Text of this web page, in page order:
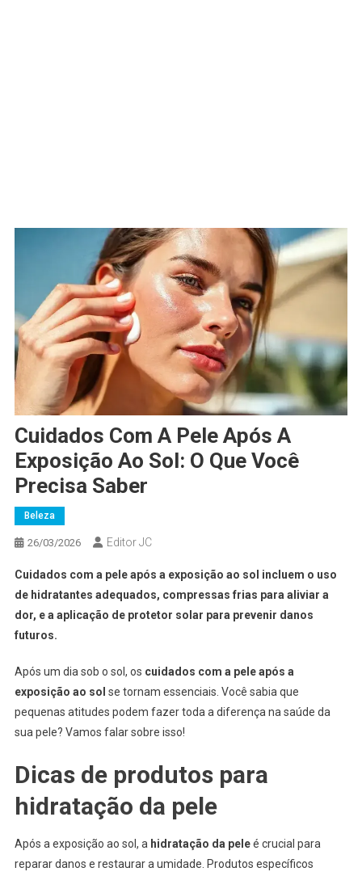
Cuidados Com A Pele Após A
Exposição Ao Sol: O Que Você
Precisa Saber
Beleza
26/03/2026 Editor JC
Cuidados com a pele após a exposição ao sol incluem o uso
de hidratantes adequados, compressas frias para aliviar a
dor, e a aplicação de protetor solar para prevenir danos
futuros.
Após um dia sob o sol, os cuidados com a pele após a
exposição ao sol se tornam essenciais. Você sabia que
pequenas atitudes podem fazer toda a diferença na saúde da
sua pele? Vamos falar sobre isso!
Dicas de produtos para
hidratação da pele
Após a exposição ao sol, a hidratação da peleé crucial para
reparar danos e restaurar a umidade. Produtos específicos